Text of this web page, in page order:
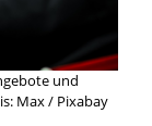
und
Max / Pixabay